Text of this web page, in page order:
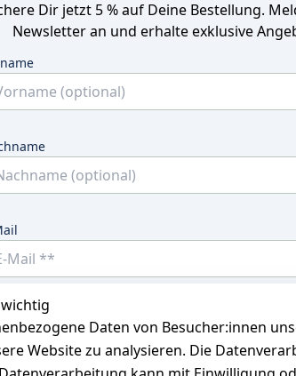
Daten von Besucher:innen
Website zu analysieren. Die
Dir jetzt 5 % auf Deine Bestellung.
Newsletter an und erhalte exklusive
Ich bestätige hiermit, dass ich die
habe. Ich kann meine Einwilligung